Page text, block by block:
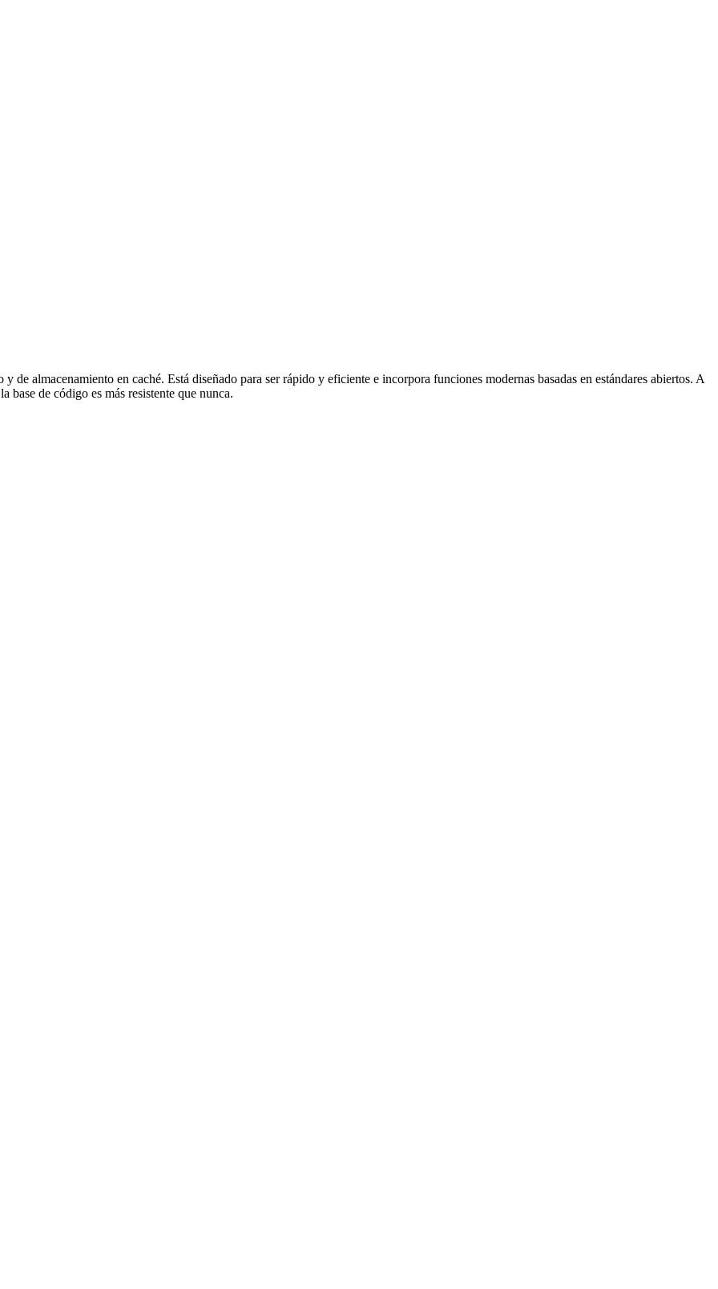
almacenamiento en caché. Está diseñado para ser rápido y eficiente e incorpora funciones modernas basadas en estándares abiertos. A
de código es más resistente que nunca.